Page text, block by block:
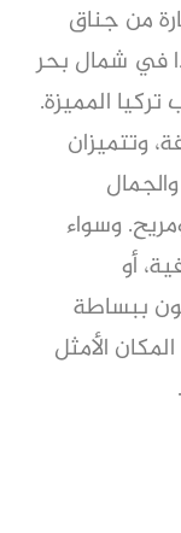
من جناق
في شمال بحر
المميزة.
وتتميزان
وسواء
أو
ببساطة
الأمثل